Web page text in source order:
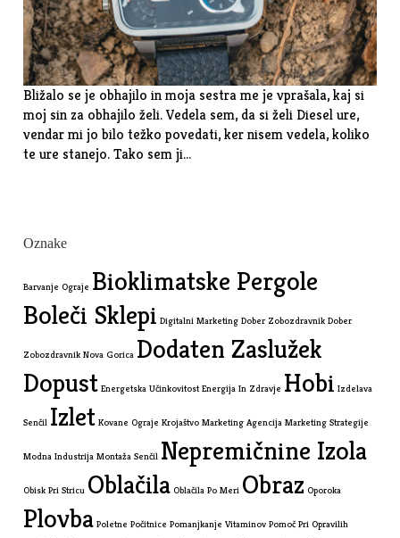
Bližalo se je obhajilo in moja sestra me je vprašala, kaj si
moj sin za obhajilo želi. Vedela sem, da si želi Diesel ure,
vendar mi jo bilo težko povedati, ker nisem vedela, koliko
te ure stanejo. Tako sem ji…
Oznake
Barvanje Ograje Bioklimatske Pergole
Boleči Sklepi Digitalni Marketing Dober Zobozdravnik Dober
Zobozdravnik Nova Gorica Dodaten Zaslužek
Dopust Energetska Učinkovitost Energija In Zdravje Hobi Izdelava
Senčil Izlet Kovane Ograje Krojaštvo Marketing Agencija Marketing Strategije
Modna Industrija Montaža Senčil Nepremičnine Izola
Obisk Pri Stricu Oblačila Oblačila Po Meri Obraz Oporoka
Plovba Poletne Počitnice Pomanjkanje Vitaminov Pomoč Pri Opravilih